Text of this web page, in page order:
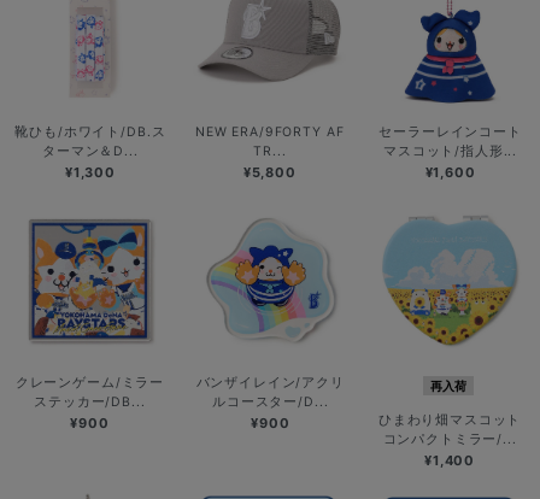
靴ひも/ホワイト/DB.ス
ターマン＆D...
¥1,300
NEW ERA/9FORTY AF
TR...
¥5,800
セーラーレインコート
マスコット/指人形...
¥1,600
クレーンゲーム/ミラー
ステッカー/DB...
¥900
バンザイレイン/アクリ
ルコースター/D...
¥900
再入荷
ひまわり畑マスコット
コンパクトミラー/...
¥1,400